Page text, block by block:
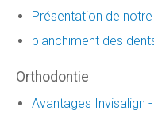
Présentation de
blanchiment des
Orthodontie
Avantages Invisalign